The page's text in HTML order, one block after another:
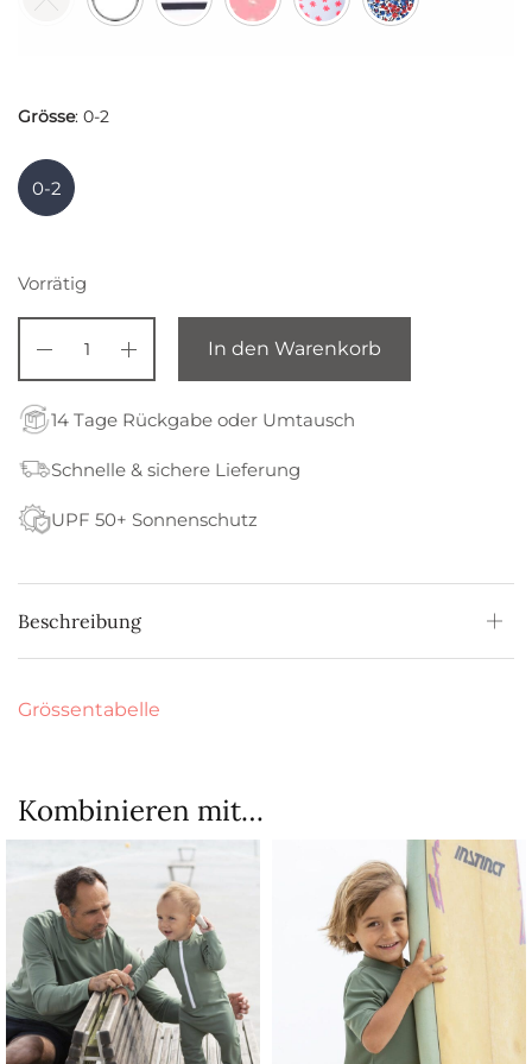
Grösse: 0-2
0-2
Vorrätig
In den Warenkorb
14 Tage Rückgabe oder Umtausch
Schnelle & sichere Lieferung
UPF 50+ Sonnenschutz
Beschreibung
Grössentabelle
Kombinieren mit…